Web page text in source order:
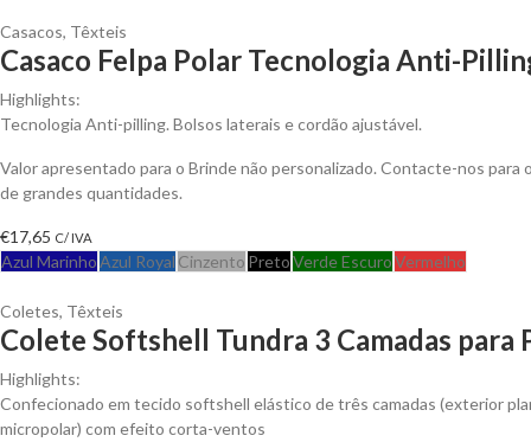
Casacos, Têxteis
Casaco Felpa Polar Tecnologia Anti-
Highlights:
Tecnologia Anti-pilling. Bolsos laterais e cordão ajustável.
Valor apresentado para o Brinde não personalizado. Contacte-nos
de grandes quantidades.
€17,65 C/ IVA
Azul MarinhoAzul Royal Cinzento PretoVerde EscuroVermelho
Coletes, Têxteis
Colete Softshell Tundra 3 Camadas para
Highlights:
Confecionado em tecido softshell elástico de três camadas (exterior
micropolar) com efeito corta-ventos